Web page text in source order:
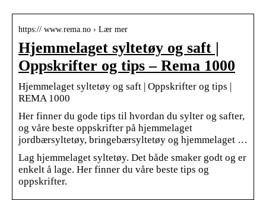
https:// www.rema.no › Lær mer
Hjemmelaget syltetøy og saft |
Oppskrifter og tips – Rema 1000
Hjemmelaget syltetøy og saft | Oppskrifter og tips |
REMA 1000
Her finner du gode tips til hvordan du sylter og safter,
og våre beste oppskrifter på hjemmelaget
jordbærsyltetøy, bringebærsyltetøy og hjemmelaget …
Lag hjemmelaget syltetøy. Det både smaker godt og er
enkelt å lage. Her finner du våre beste tips og
oppskrifter.